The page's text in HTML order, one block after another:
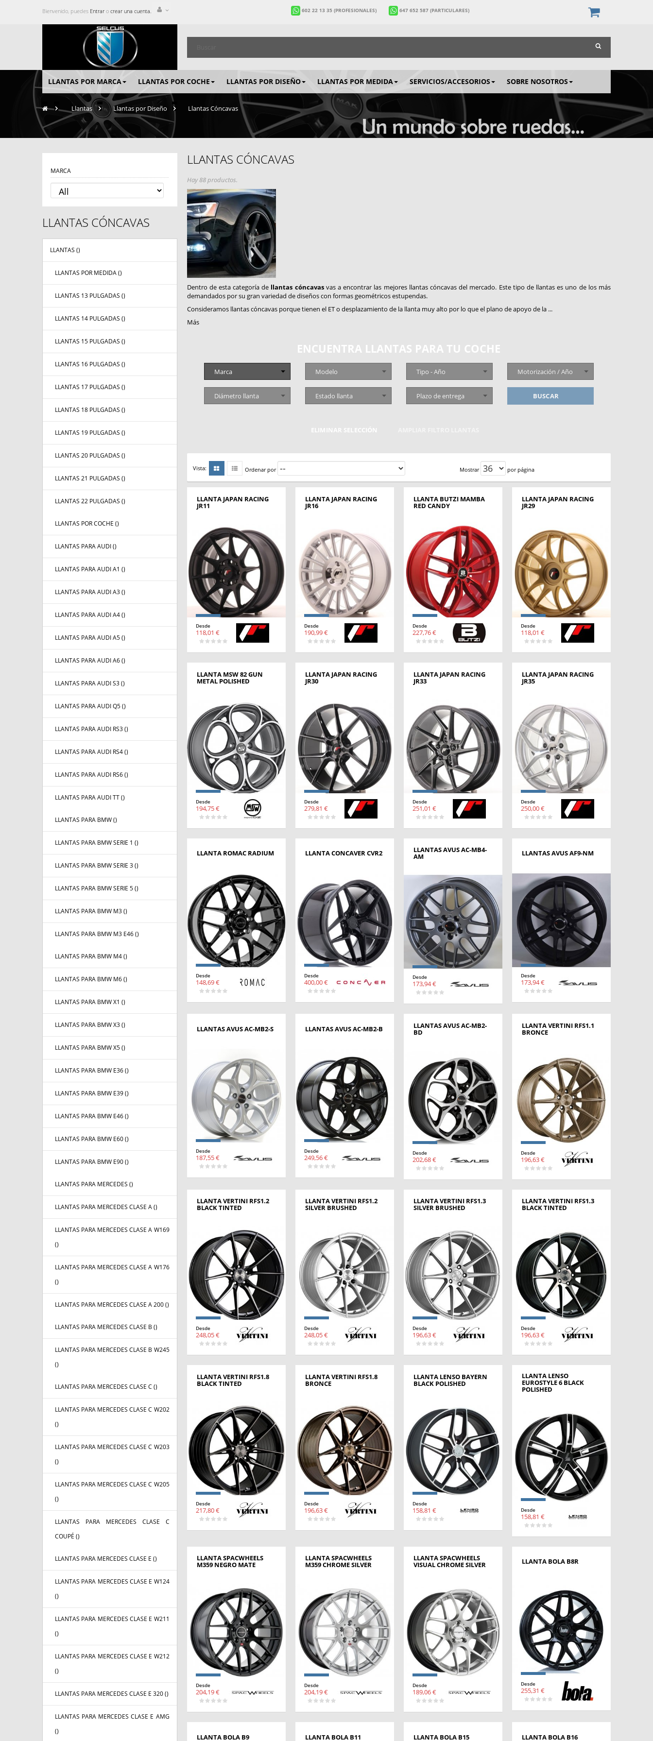
Bienvenido, puedes Entrar o crear una cuenta. 602 22 13 35(PROFESIONALES) 647 652 587(PARTICULARES)
LLANTAS POR MARCA LLANTAS POR COCHE LLANTAS POR DISEÑO LLANTAS POR MEDIDA SERVICIOS/ACCESORIOS SOBRE NOSOTROS
> Llantas > Llantas por Diseño Llantas Cóncavas
MARCA
LLANTAS CÓNCAVAS
LLANTAS ()
LLANTAS POR MEDIDA ()
LLANTAS 13 PULGADAS ()
LLANTAS 14 PULGADAS ()
LLANTAS 15 PULGADAS ()
LLANTAS 16 PULGADAS ()
LLANTAS 17 PULGADAS ()
LLANTAS 18 PULGADAS ()
LLANTAS 19 PULGADAS ()
LLANTAS 20 PULGADAS ()
LLANTAS 21 PULGADAS ()
LLANTAS 22 PULGADAS ()
LLANTAS POR COCHE ()
LLANTAS PARA AUDI ()
LLANTAS PARA AUDI A1 ()
LLANTAS PARA AUDI A3 ()
LLANTAS PARA AUDI A4 ()
LLANTAS PARA AUDI A5 ()
LLANTAS PARA AUDI A6 ()
LLANTAS PARA AUDI S3 ()
LLANTAS PARA AUDI Q5 ()
LLANTAS PARA AUDI RS3 ()
LLANTAS PARA AUDI RS4 ()
LLANTAS PARA AUDI RS6 ()
LLANTAS PARA AUDI TT ()
LLANTAS PARA BMW ()
LLANTAS PARA BMW SERIE 1 ()
LLANTAS PARA BMW SERIE 3 ()
LLANTAS PARA BMW SERIE 5 ()
LLANTAS PARA BMW M3 ()
LLANTAS PARA BMW M3 E46 ()
LLANTAS PARA BMW M4 ()
LLANTAS PARA BMW M6 ()
LLANTAS PARA BMW X1 ()
LLANTAS PARA BMW X3 ()
LLANTAS PARA BMW X5 ()
LLANTAS PARA BMW E36 ()
LLANTAS PARA BMW E39 ()
LLANTAS PARA BMW E46 ()
LLANTAS PARA BMW E60 ()
LLANTAS PARA BMW E90 ()
LLANTAS PARA MERCEDES ()
LLANTAS PARA MERCEDES CLASE A ()
LLANTAS PARA MERCEDES CLASE A W169
()
LLANTAS PARA MERCEDES CLASE A W176
()
LLANTAS PARA MERCEDES CLASE A 200 ()
LLANTAS PARA MERCEDES CLASE B ()
LLANTAS PARA MERCEDES CLASE B W245
()
LLANTAS PARA MERCEDES CLASE C ()
LLANTAS PARA MERCEDES CLASE C W202
()
LLANTAS PARA MERCEDES CLASE C W203
()
LLANTAS PARA MERCEDES CLASE C W205
()
LLANTAS PARA MERCEDES CLASE C
COUPÉ ()
LLANTAS PARA MERCEDES CLASE E ()
LLANTAS PARA MERCEDES CLASE E W124
()
LLANTAS PARA MERCEDES CLASE E W211
()
LLANTAS PARA MERCEDES CLASE E W212
()
LLANTAS PARA MERCEDES CLASE E 320 ()
LLANTAS PARA MERCEDES CLASE E AMG
()
LLANTAS CÓNCAVAS
Hay 88 productos.
Dentro de esta categoría de llantas cóncavasvas a encontrar las mejores llantas cóncavas del mercado. Este tipo de llantas es uno de los más
demandados por su gran variedad de diseños con formas geométricos estupendas.
Consideramos llantas cóncavas porque tienen el ET o desplazamiento de la llanta muy alto por lo que el plano de apoyo de la ...
Más
ENCUENTRA LLANTAS PARA TU COCHE
Marca Modelo Tipo - Año Motorización / Año
Diámetro llanta Estado llanta Plazo de entrega BUSCAR
ELIMINAR SELECCIÓN
Vista: Ordenar por Mostrar por página
LLANTA JAPAN RACING
JR11
Desde
118,01 €
LLANTA JAPAN RACING
JR16
Desde
190,99 €
LLANTA BUTZI MAMBA
RED CANDY
Desde
227,76 €
LLANTA JAPAN RACING
JR29
Desde
118,01 €
LLANTA MSW 82 GUN
METAL POLISHED
Desde
194,75 €
LLANTA JAPAN RACING
JR30
Desde
279,81 €
LLANTA JAPAN RACING
JR33
Desde
251,01 €
LLANTA JAPAN RACING
JR35
Desde
250,00 €
LLANTA ROMAC RADIUM
Desde
148,69 €
LLANTA CONCAVER CVR2
Desde
400,00 €
LLANTAS AVUS AC-MB4-
AM
Desde
173,94 €
LLANTAS AVUS AF9-NM
Desde
173,94 €
LLANTAS AVUS AC-MB2-S
Desde
187,55 €
LLANTAS AVUS AC-MB2-B
Desde
249,56 €
LLANTAS AVUS AC-MB2-
BD
Desde
202,68 €
LLANTA VERTINI RFS1.1
BRONCE
Desde
196,63 €
LLANTA VERTINI RFS1.2
BLACK TINTED
Desde
248,05 €
LLANTA VERTINI RFS1.2
SILVER BRUSHED
Desde
248,05 €
LLANTA VERTINI RFS1.3
SILVER BRUSHED
Desde
196,63 €
LLANTA VERTINI RFS1.3
BLACK TINTED
Desde
196,63 €
LLANTA VERTINI RFS1.8
BLACK TINTED
Desde
217,80 €
LLANTA VERTINI RFS1.8
BRONCE
Desde
196,63 €
LLANTA LENSO BAYERN
BLACK POLISHED
Desde
158,81 €
LLANTA LENSO
EUROSTYLE 6 BLACK
POLISHED
Desde
158,81 €
LLANTA SPACWHEELS
M359 NEGRO MATE
Desde
204,19 €
LLANTA SPACWHEELS
M359 CHROME SILVER
Desde
204,19 €
LLANTA SPACWHEELS
VISUAL CHROME SILVER
Desde
189,06 €
LLANTA BOLA B8R
Desde
255,31 €
LLANTA BOLA B9 LLANTA BOLA B11 LLANTA BOLA B15 LLANTA BOLA B16